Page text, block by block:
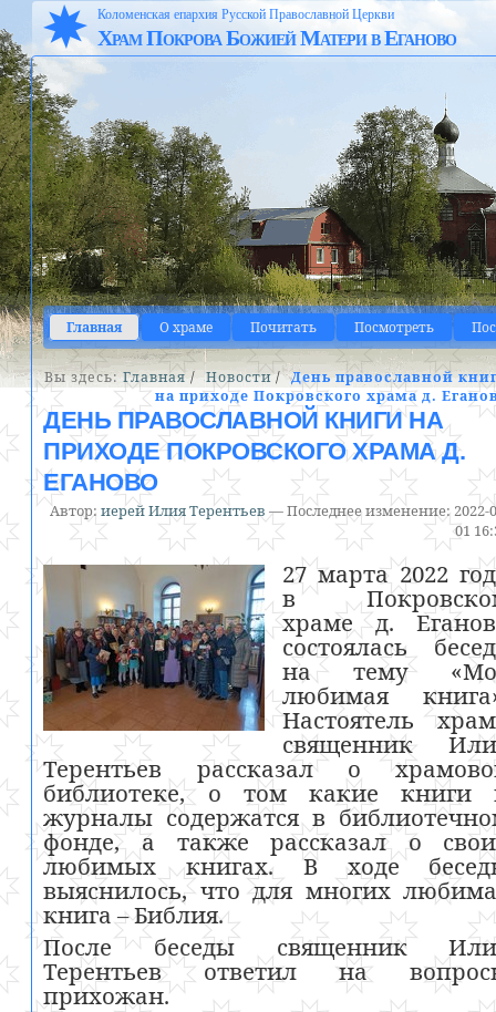
Коломенская епархия Русской Православной Церкви
Храм Покрова Божией Матери в Еганово
Главная О храме Почитать Посмотреть
Вы здесь: Главная /Новости /День православной
на приходе Покровского храма д.
ДЕНЬ ПРАВОСЛАВНОЙ КНИГИ НА
ПРИХОДЕ ПОКРОВСКОГО ХРАМА Д.
ЕГАНОВО
Автор:иерей Илия Терентьев —Последнее изменение:2022-
01
27 марта 2022
в
храме д.
состоялась
на тему
любимая
Настоятель
священник
Терентьев рассказал о
библиотеке, о том какие книги
журналы содержатся в
фонде, а также рассказал о
любимых книгах. В ходе
выяснилось, что для многих
книга – Библия.
После беседы священник
Терентьев ответил на
прихожан.